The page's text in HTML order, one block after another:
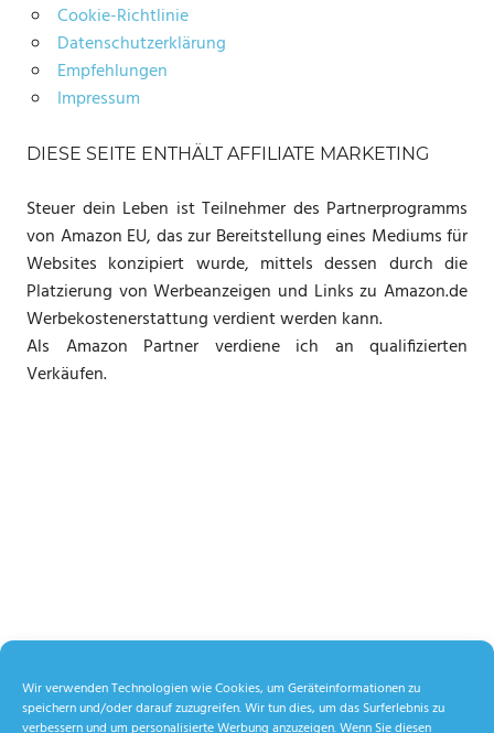
Wir verwenden Technologien wie Cookies, um Geräteinformationen zu
speichern und/oder darauf zuzugreifen. Wir tun dies, um das Surferlebnis zu
verbessern und um personalisierte Werbung anzuzeigen. Wenn Sie diesen
Cookie-Richtlinie
Datenschutzerklärung
Empfehlungen
Impressum
DIESE SEITE ENTHÄLT AFFILIATE MARKETING
Steuer dein Leben ist Teilnehmer des Partnerprogramms
von Amazon EU, das zur Bereitstellung eines Mediums für
Websites konzipiert wurde, mittels dessen durch die
Platzierung von Werbeanzeigen und Links zu Amazon.de
Werbekostenerstattung verdient werden kann.
Als Amazon Partner verdiene ich an qualifizierten
Verkäufen.